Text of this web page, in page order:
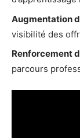
Augmentation
visibilité des
Renforcement
parcours